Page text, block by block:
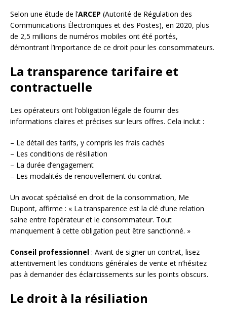
Selon une étude de l’ARCEP (Autorité de Régulation des
Communications Électroniques et des Postes), en 2020, plus
de 2,5 millions de numéros mobiles ont été portés,
démontrant l’importance de ce droit pour les consommateurs.
La transparence tarifaire et
contractuelle
Les opérateurs ont l’obligation légale de fournir des
informations claires et précises sur leurs offres. Cela inclut :
– Le détail des tarifs, y compris les frais cachés
– Les conditions de résiliation
– La durée d’engagement
– Les modalités de renouvellement du contrat
Un avocat spécialisé en droit de la consommation, Me
Dupont, affirme : « La transparence est la clé d’une relation
saine entre l’opérateur et le consommateur. Tout
manquement à cette obligation peut être sanctionné. »
Conseil professionnel : Avant de signer un contrat, lisez
attentivement les conditions générales de vente et n’hésitez
pas à demander des éclaircissements sur les points obscurs.
Le droit à la résiliation